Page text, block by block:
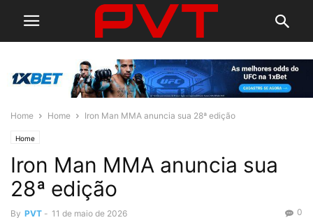
Home Home Iron Man MMA anuncia sua 28ª edição
Home
Iron Man MMA anuncia sua
28ª edição
By PVT - 11 de maio de 2026 0